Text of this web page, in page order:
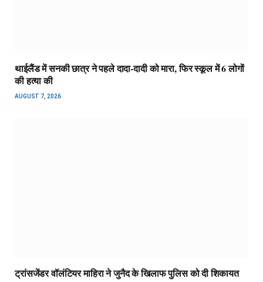
थाईलैंड में सनकी छात्र ने पहले दादा-दादी को मारा, फिर स्कूल में 6 लोगों
की हत्या की
AUGUST 7, 2026
ट्रांसजेंडर वॉलंटियर माहिरा ने जुनैद के खिलाफ पुलिस को दी शिकायत